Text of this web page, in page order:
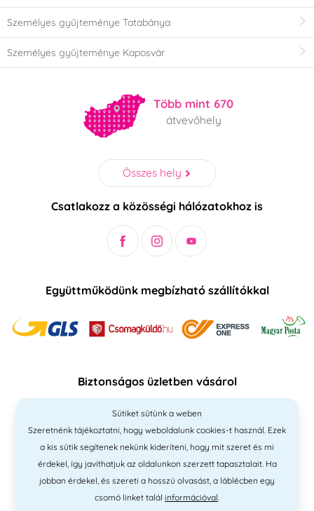
Személyes gyűjteménye Tatabánya
Személyes gyűjteménye Kaposvár
Több mint 670
átvevőhely
Összes hely
Csatlakozz a közösségi hálózatokhoz is
Együttműködünk megbízható szállítókkal
Biztonságos üzletben vásárol
Sütiket sütünk a weben
Szeretnénk tájékoztatni, hogy weboldalunk cookies-t használ. Ezek
a kis sütik segítenek nekünk kideríteni, hogy mit szeret és mi
érdekel, így javíthatjuk az oldalunkon szerzett tapasztalait. Ha
jobban érdekel, és szereti a hosszú olvasást, a láblécben egy
csomó linket talál információval.